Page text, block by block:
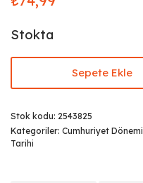
Stokta
Sepete Ekle
Stok kodu: 2543825
Kategoriler: Cumhuriyet Dönemi
Tarihi